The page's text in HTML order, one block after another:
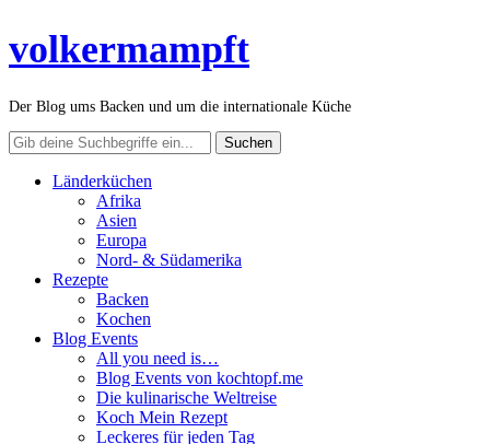
volkermampft
Der Blog ums Backen und um die internationale Küche
Länderküchen
Afrika
Asien
Europa
Nord- & Südamerika
Rezepte
Backen
Kochen
Blog Events
All you need is…
Blog Events von kochtopf.me
Die kulinarische Weltreise
Koch Mein Rezept
Leckeres für jeden Tag